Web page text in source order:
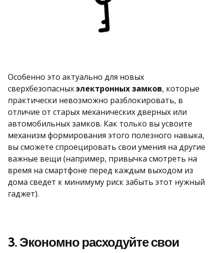
Особенно это актуально для новых
сверхбезопасныхэлектронных замков, которые
практически невозможно разблокировать, в
отличие от старых механических дверных или
автомобильных замков. Как только вы усвоите
механизм формирования этого полезного навыка,
вы сможете спроецировать свои умения на другие
важные вещи (например, привычка смотреть на
время на смартфоне перед каждым выходом из
дома сведет к минимуму риск забыть этот нужный
гаджет).
3. Экономно расходуйте свои